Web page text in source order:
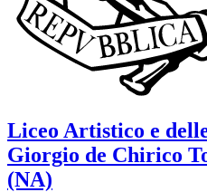
Liceo Artistico e
Giorgio de Chirico
(NA)